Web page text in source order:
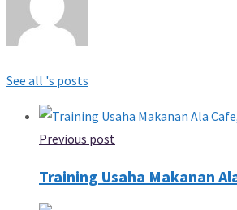
See all 's posts
Previous post
Training Usaha Makanan